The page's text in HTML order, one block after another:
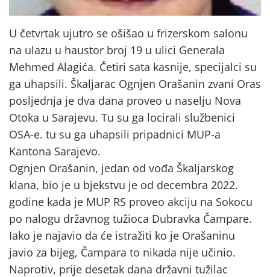
U četvrtak ujutro se ošišao u frizerskom salonu
na ulazu u haustor broj 19 u ulici Generala
Mehmed Alagića. Četiri sata kasnije, specijalci su
ga uhapsili. Škaljarac Ognjen Orašanin zvani Oras
posljednja je dva dana proveo u naselju Nova
Otoka u Sarajevu. Tu su ga locirali službenici
OSA-e. tu su ga uhapsili pripadnici MUP-a
Kantona Sarajevo.
Ognjen Orašanin, jedan od vođa Škaljarskog
klana, bio je u bjekstvu je od decembra 2022.
godine kada je MUP RS proveo akciju na Sokocu
po nalogu državnog tužioca Dubravka Čampare.
Iako je najavio da će istražiti ko je Orašaninu
javio za bijeg, Čampara to nikada nije učinio.
Naprotiv, prije desetak dana državni tužilac